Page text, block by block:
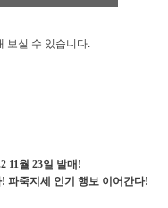
보실 수 있습니다.
11월 23일 발매!
! 파죽지세 인기 행보 이어간다!